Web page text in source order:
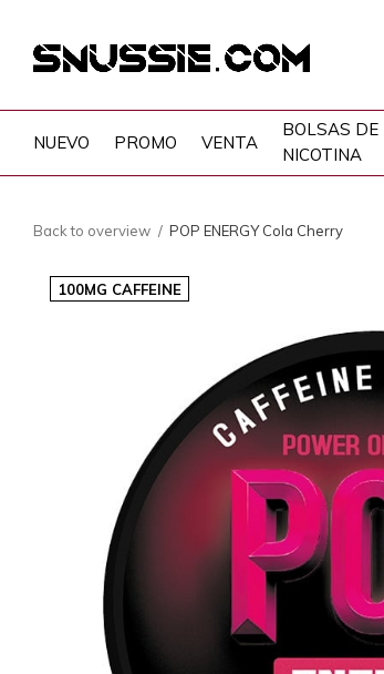
NUEVO PROMO VENTA
BOLSAS DE
NICOTINA
Back to overview POP ENERGY Cola Cherry
100MG CAFFEINE